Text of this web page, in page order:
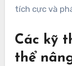
tích cực và
Các kỹ
thể